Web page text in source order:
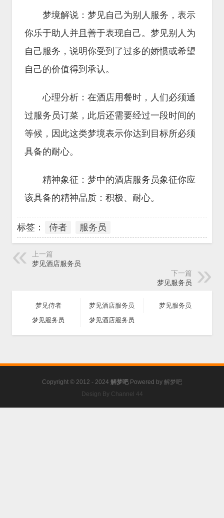
梦境解说：梦见自己为别人服务，表示
你乐于助人并且善于表现自己。梦见别人为
自己服务，说明你受到了过多的娇惯或希望
自己的价值得到承认。
心理分析：在酒店用餐时，人们必须通
过服务员订菜，此后还需要经过一段时间的
等候，因此这类梦境表示你达到目标所必须
具备的耐心。
精神象征：梦中的酒店服务员象征你应
该具备的精神品质：积极、耐心。
标签： 侍者 服务员
上一篇
梦见酒店服务员
下一篇
梦见服务员
梦见侍者 梦见酒店服务员
梦见服务员
梦见服务员
梦见酒店服务员
Copyright © 2012 - 2024 解梦吧 Powered by 解梦吧
Design By Channel 44